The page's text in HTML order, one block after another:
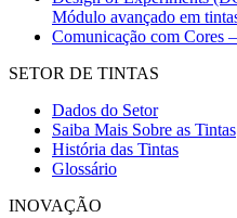
Módulo avançado em
Comunicação com Cores
SETOR DE TINTAS
Dados do Setor
Saiba Mais Sobre as Tintas
História das Tintas
Glossário
INOVAÇÃO